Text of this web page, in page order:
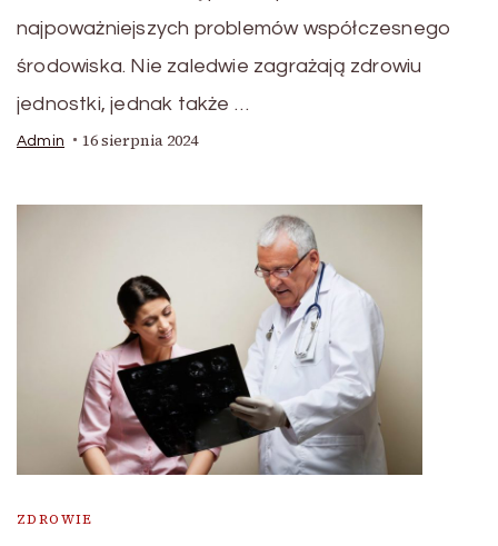
najpoważniejszych problemów współczesnego
środowiska. Nie zaledwie zagrażają zdrowiu
jednostki, jednak także …
Admin 16 sierpnia 2024
ZDROWIE